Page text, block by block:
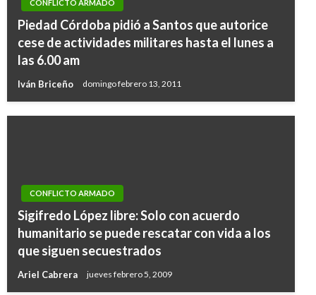
CONFLICTO ARMADO
Piedad Córdoba pidió a Santos que autorice
cese de actividades militares hasta el lunes a
las 6.00 am
Iván Briceño domingo febrero 13, 2011
CONFLICTO ARMADO
Sigifredo López libre: Solo con acuerdo
humanitario se puede rescatar con vida a los
que siguen secuestrados
Ariel Cabrera jueves febrero 5, 2009